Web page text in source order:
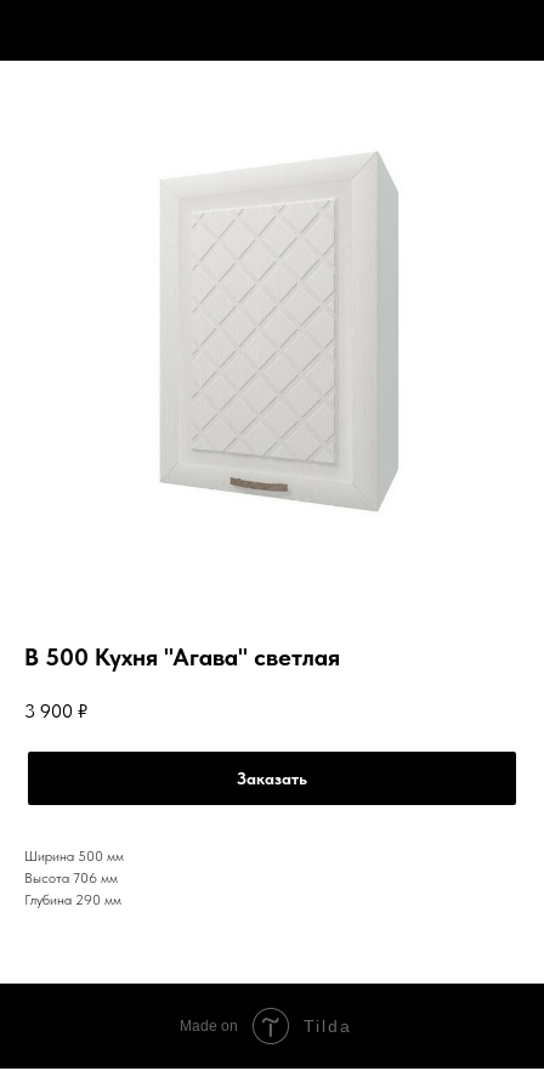
В 500 Кухня "Агава" светлая
3 900 ₽
Заказать
Ширина 500 мм
Высота 706 мм
Глубина 290 мм
Made on Tilda